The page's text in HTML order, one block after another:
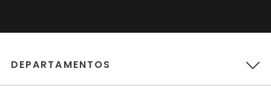
DEPARTAMENTOS